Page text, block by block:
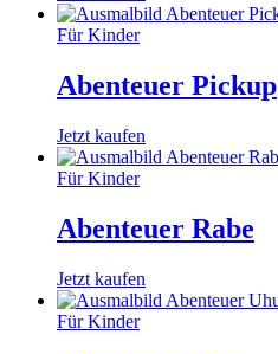
Für Kinder
Abenteuer Pickup
Jetzt kaufen
Für Kinder
Abenteuer Rabe
Jetzt kaufen
Für Kinder